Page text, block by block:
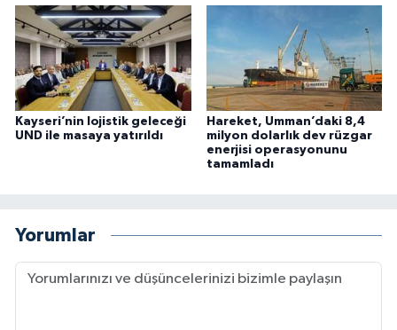
Kayseri’nin lojistik geleceği
UND ile masaya yatırıldı
Hareket, Umman’daki 8,4
milyon dolarlık dev rüzgar
enerjisi operasyonunu
tamamladı
Yorumlar